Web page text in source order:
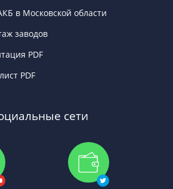
в Московской области
заводов
PDF
PDF
сети